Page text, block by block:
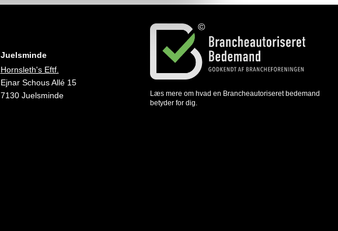
Juelsminde
Hornsleth's Eftf.
Ejnar Schous Allé 15
7130 Juelsminde
Læs mere om hvad en Brancheautoriseret bedemand
betyder for dig.